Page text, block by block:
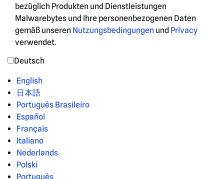
bezüglich Produkten und Dienstleistungen
Malwarebytes und Ihre personenbezogenen Daten
gemäß unseren Nutzungsbedingungen und Privacy
verwendet.
Deutsch
English
日本語
Português Brasileiro
Español
Français
Italiano
Nederlands
Polski
Português